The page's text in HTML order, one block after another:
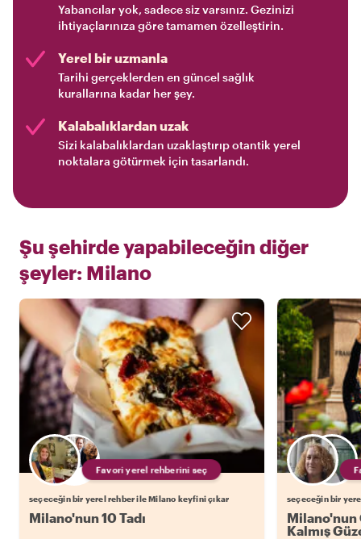
Yabancılar yok, sadece siz varsınız. Gezinizi
ihtiyaçlarınıza göre tamamen özelleştirin.
Yerel bir uzmanla
Tarihi gerçeklerden en güncel sağlık
kurallarına kadar her şey.
Kalabalıklardan uzak
Sizi kalabalıklardan uzaklaştırıp otantik yerel
noktalara götürmek için tasarlandı.
Şu şehirde yapabileceğin diğer
şeyler: Milano
Favori yerel rehberini seç
seçeceğin bir yerel rehber ile Milano keyfini çıkar
Milano'nun 10 Tadı
seçeceğin bir
Milano'nun
Kalmış